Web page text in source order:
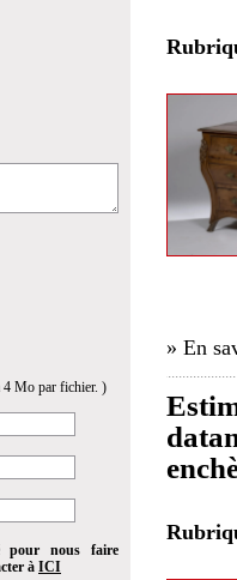
Mo par fichier. )
pour nous faire
à ICI
» En